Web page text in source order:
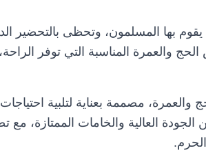
بها المسلمون، وتحظى بالتحضير
والعمرة المناسبة التي توفر
مصممة بعناية لتلبية
العالية والخامات الممتازة،